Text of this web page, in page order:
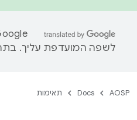
לשפה המועדפת עליך.
AOSP
Docs תאימות